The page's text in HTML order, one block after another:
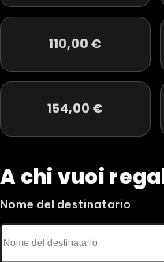
110,00 €
154,00 €
A chi vuoi